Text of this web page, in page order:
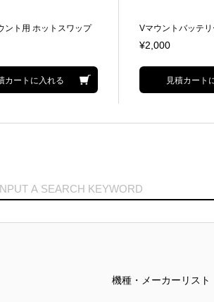
ント用 ホットスワップ
法(W×H×D)：77(85)×11
カートに入れる
Vマウントバッテ
¥2,000
見積カート
機種・メーカーリスト